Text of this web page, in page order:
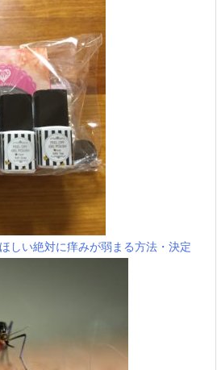
しい絶対に痒みが弱まる方法・決定